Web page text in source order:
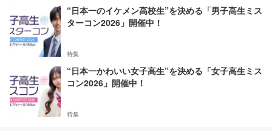
“日本一のイケメン高校生”を決める「男子高生ミス
ターコン2026」開催中！
特集
“日本一かわいい女子高生”を決める「女子高生ミス
コン2026」開催中！
特集